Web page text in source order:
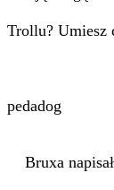
Trollu? Umiesz
pedadog
Bruxa